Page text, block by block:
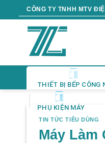
to
CÔNG TY TNHH MTV
THIẾT BỊ BẾP CÔNG
PHỤ KIỆN MÁY
TIN TỨC TIÊU DÙNG
Máy Làm